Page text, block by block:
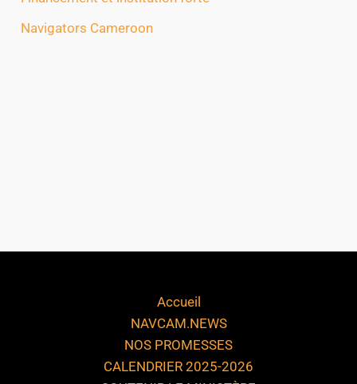
Navigators Cameroon
Accueil
NAVCAM.NEWS
NOS PROMESSES
CALENDRIER 2025-2026